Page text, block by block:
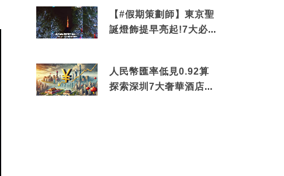
【#假期策劃師】東京聖
誕燈飾提早亮起!7大必去
人民幣匯率低見0.92算
探索深圳7大奢華酒店體